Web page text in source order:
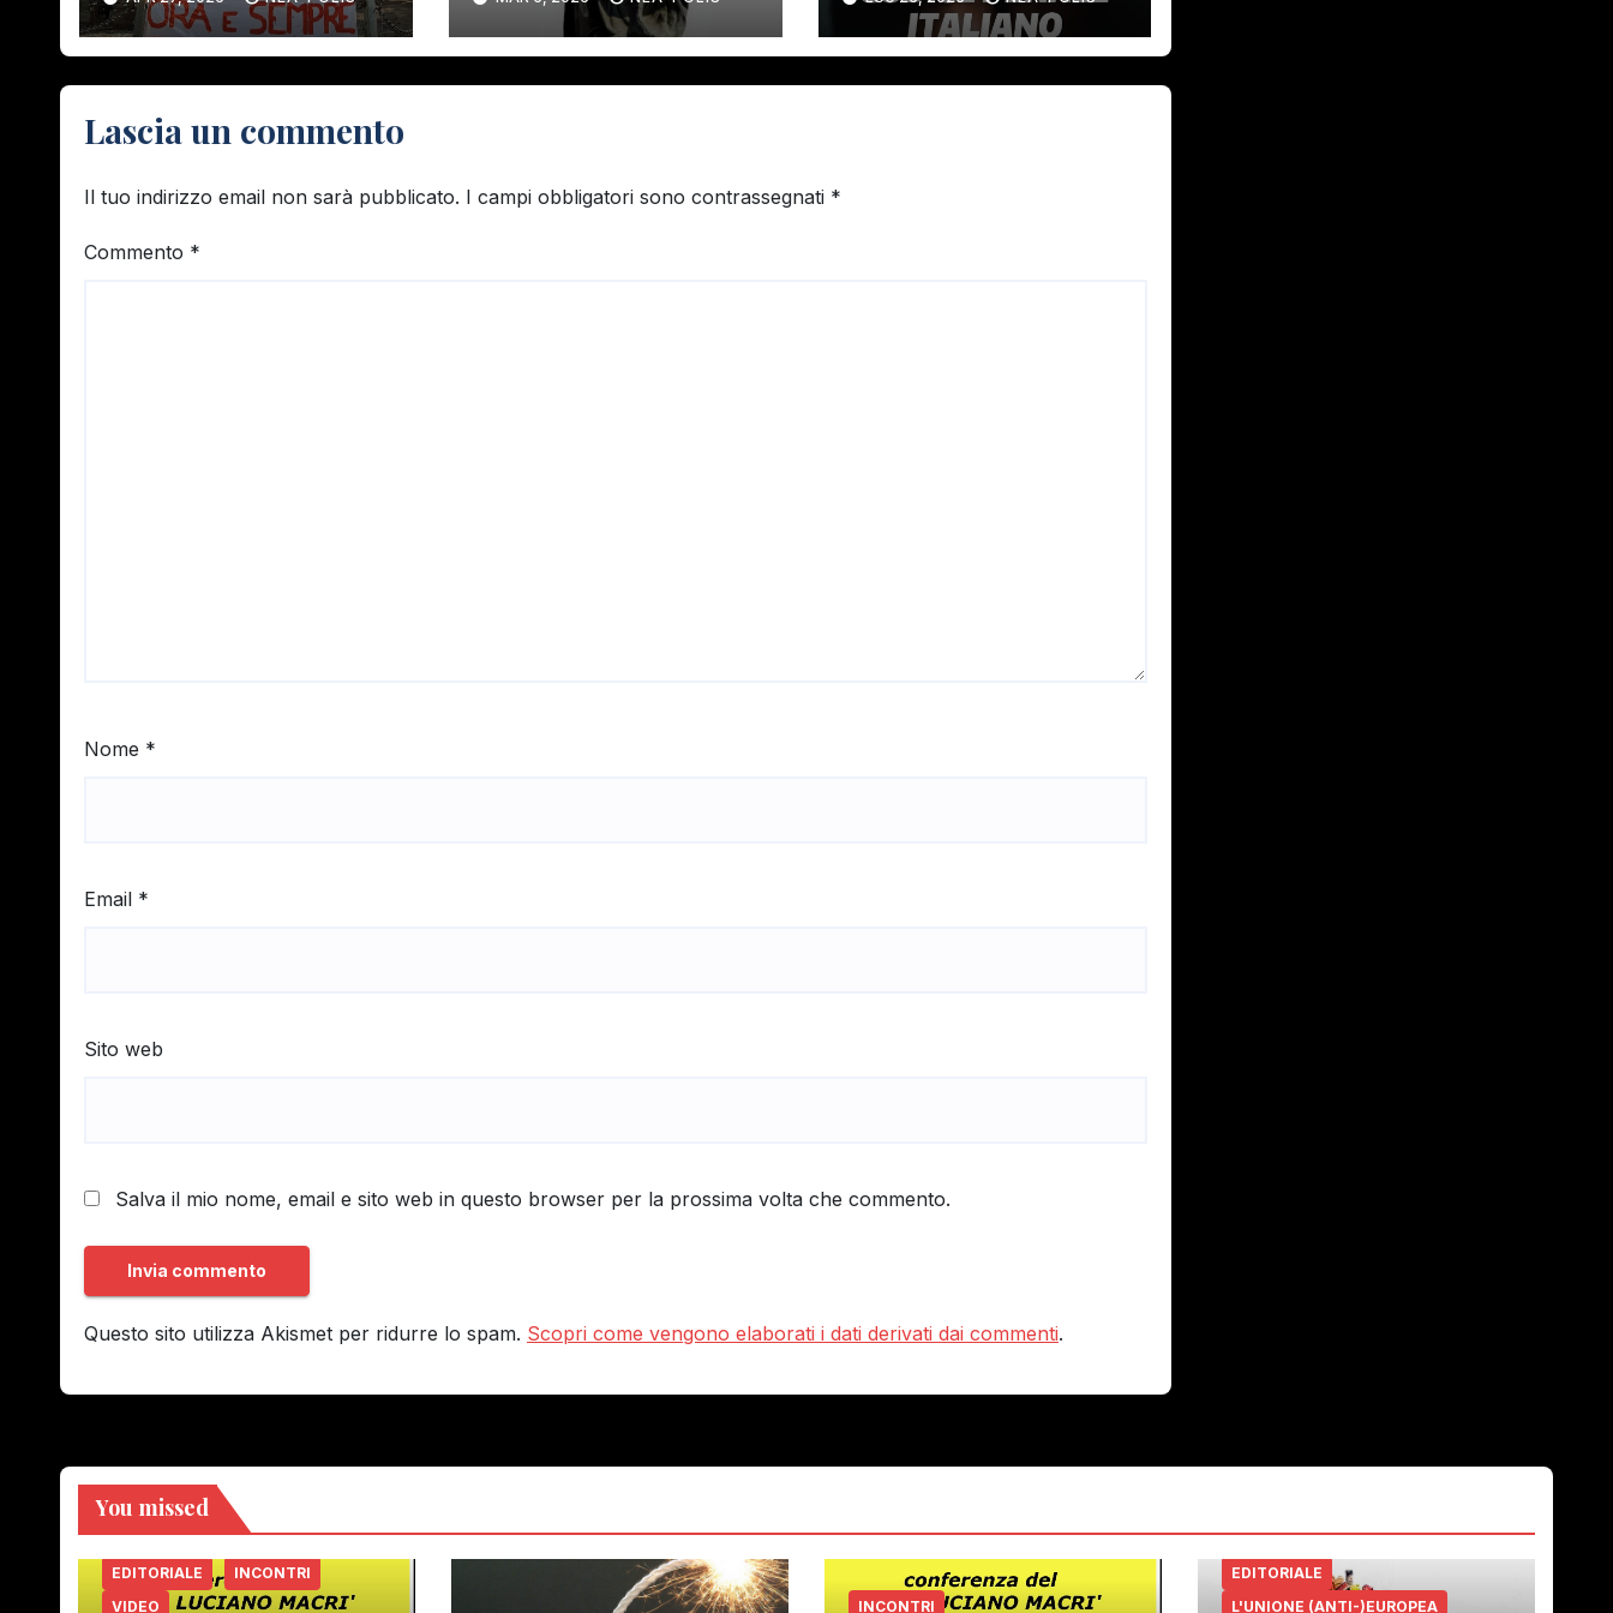
ELIMINARE GLI
ORGANI DI
Lascia un commento
Il tuo indirizzo email non sarà pubblicato. I campi obbligatori sono contrassegnati *
Commento *
Nome *
Email *
Sito web
Salva il mio nome, email e sito web in questo browser per la prossima volta che commento.
Questo sito utilizza Akismet per ridurre lo spam. Scopri come vengono elaborati i dati derivati dai commenti.
You missed
EDITORIALE
INCONTRI
VIDEO
INCONTRI
EDITORIALE
L'UNIONE (ANTI-)EUROPEA